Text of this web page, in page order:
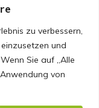
zu verbessern,
und
Sie auf „Alle
von